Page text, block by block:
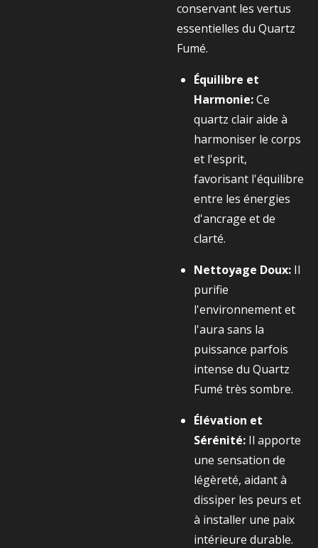
conservant les vertus
essentielles du Quartz
Fumé.
Équilibre et
Harmonie:Ce
quartz clair aide à
harmoniser le corps
et l'esprit,
favorisant l'équilibre
entre les énergies
d'ancrage et de
clarté.
Nettoyage Doux: Il
purifie
l'environnement et
l'aura sans la
puissance parfois
intense du Quartz
Fumé très sombre.
Élévation et
Sérénité: Il apporte
une sensation de
légèreté, aidant à
dissiper les peurs et
à installer une paix
intérieure durable.